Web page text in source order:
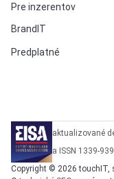
Pre inzerentov
BrandIT
Predplatné
aktualizované
a ISSN 1339-
Copyright © 2026 touchIT,